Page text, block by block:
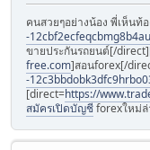
คนสวยๆอย่างน้อง พี่เห็นท้
-
ขายประกันรถยนต์[/
free.com]สอนforex[/
-
[direct=https://
สมัครเปิดบัญชีforexใหม่